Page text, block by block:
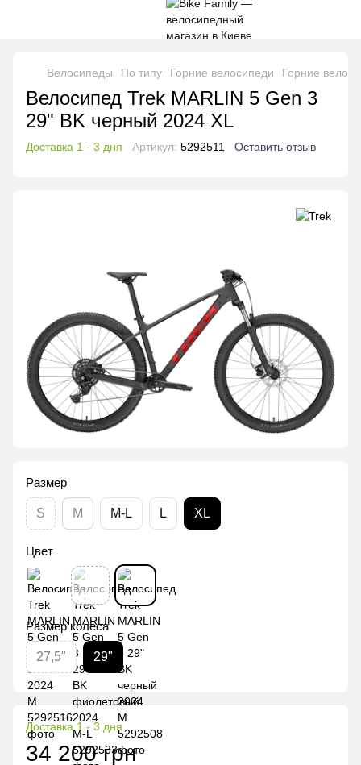
Велосипеды По типу Горние велосипеди Горние
Велосипед Trek MARLIN 5 Gen 3
29" BK черный 2024 XL
Доставка 1 - 3 дня Артикул: 5292511 Оставить отзыв
Размер
S M M-L L XL
Цвет
Размер колеса
27,5" 29"
Доставка 1 - 3 дня
34 200 грн